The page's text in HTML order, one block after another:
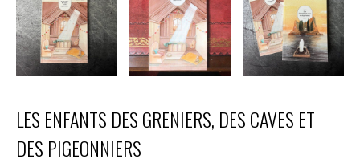
LES ENFANTS DES GRENIERS, DES CAVES ET
DES PIGEONNIERS